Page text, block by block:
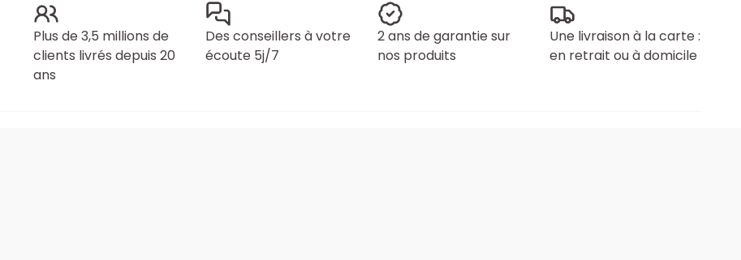
Plus de 3,5 millions de
clients livrés depuis 20
ans
Des conseillers à votre
écoute 5j/7
2 ans de garantie sur
nos produits
Une livraison à la carte :
en retrait ou à domicile